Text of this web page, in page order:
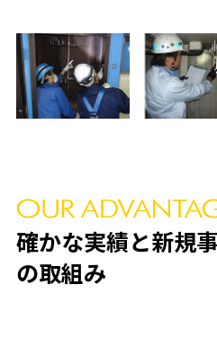
確かな実績と新規
の取組み